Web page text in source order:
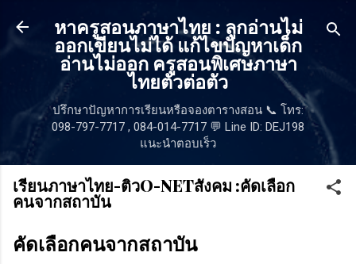
ข้ามไปที่เนื้อหาหลัก
หาครูสอนภาษาไทย : ลูกอ่านไม่
ออกเขียนไม่ได้ แก้ไขปัญหาเด็ก
อ่านไม่ออก ครูสอนพิเศษภาษา
ไทยตัวต่อตัว
ปรึกษาปัญหาการเรียนหรือจองตารางสอน 📞 โทร:
098-797-7717 , 084-014-7717 💬 Line ID: DEJ198
แนะนำตอบเร็ว
เรียนภาษาไทย-ติวO-NETสังคม :คัดเลือก
คนจากสถาบัน
คัดเลือกคนจากสถาบัน